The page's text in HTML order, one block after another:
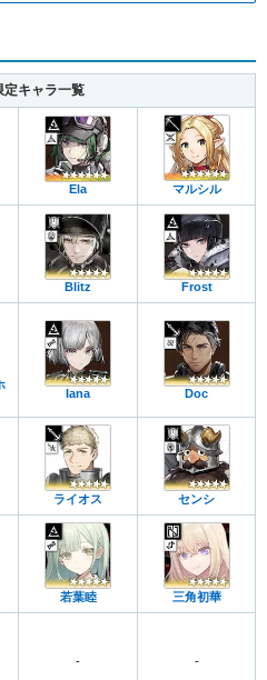
定キャラ一覧
Ela マルシル
Blitz Frost
Iana Doc
ライオス センシ
若葉睦 三角初華
- -